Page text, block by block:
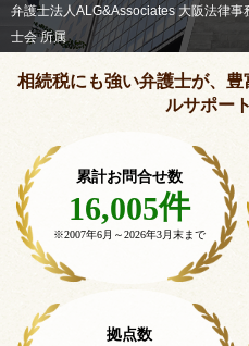
弁護士法人ALG&Associates 大阪法律
士会 所属
相続税にも強い弁護士が、
ルサポー
累計お問合せ数
16,005件
※2007年6月～2026年3月末まで
拠点数